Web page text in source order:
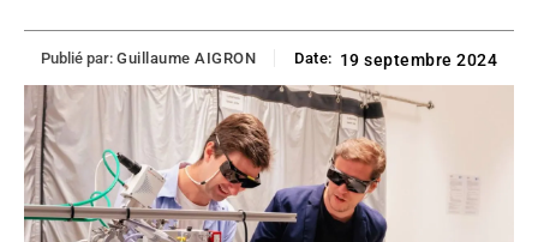
Publié par: Guillaume AIGRON Date: 19 septembre 2024